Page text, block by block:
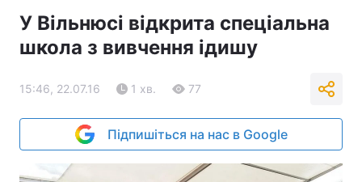
У Вільнюсі відкрита спеціальна
школа з вивчення ідишу
15:46, 22.07.16 1 хв. 77
Підпишіться на нас в Google